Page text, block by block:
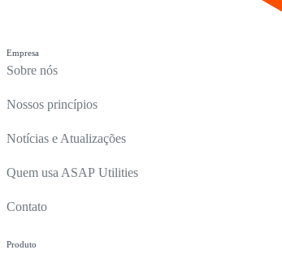
Empresa
Sobre nós
Nossos princípios
Notícias e Atualizações
Quem usa ASAP Utilities
Contato
Produto